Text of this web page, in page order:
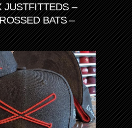
JUSTFITTEDS –
BATS –